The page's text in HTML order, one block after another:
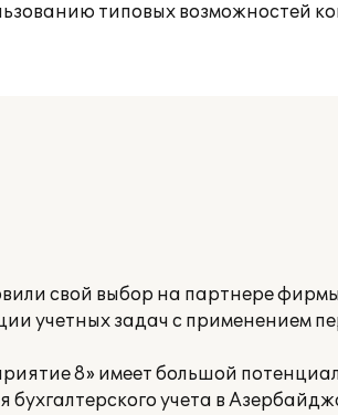
типовых возможностей
свой выбор на партнере фирмы
учетных задач с применением
8» имеет большой
учета в